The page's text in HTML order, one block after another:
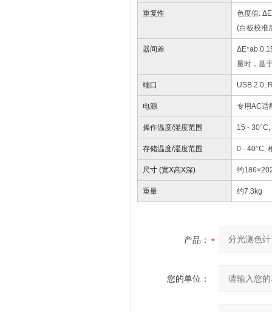
重复性
色度值:
(白板校准
器间差
ΔE*ab
量时，基
端口 USB 2.0,
电源 专用AC适
操作温度/湿度范围 15 -
存储温度/湿度范围 0 - 40°C,
尺寸 (宽X高X深) 约
重量 约7.3kg
产品：
您的单位：